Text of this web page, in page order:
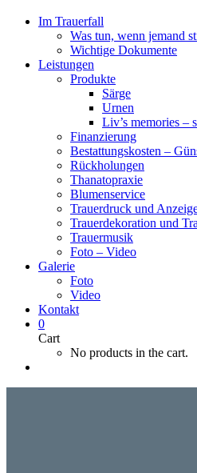
Im Trauerfall
Was tun, wenn jemand
Wichtige Dokumente
Leistungen
Produkte
Särge
Urnen
Liv’s memories –
Finanzierung
Bestattungskosten –
Rückholungen
Thanatopraxie
Blumenservice
Trauerdruck und
Trauerdekoration und
Trauermusik
Foto – Video
Galerie
Foto
Video
Kontakt
0
Cart
No products in the cart.